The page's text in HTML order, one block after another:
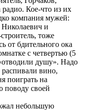
Кое-что из их
компания мужей:
и
тоже
от бдительного ока
с четвертью (5
душу». Надо
распивали вино,
поиграть на
поводу своей
небольшую